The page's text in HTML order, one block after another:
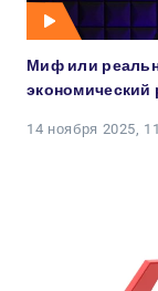
Миф или
экономический
14 ноября 2025,